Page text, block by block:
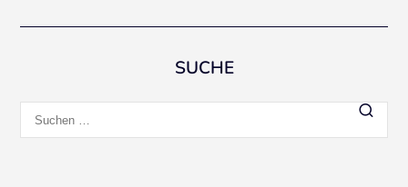
SUCHE
nach: